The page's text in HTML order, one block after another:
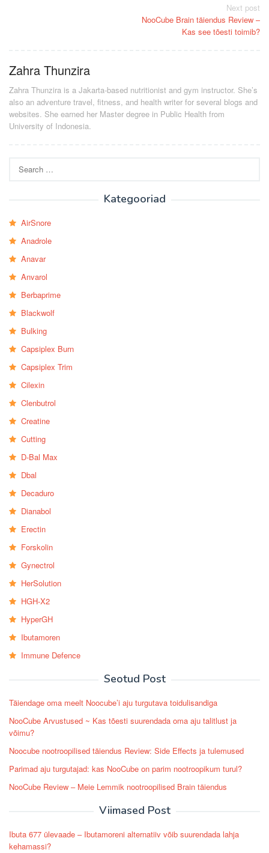
Next post
NooCube Brain täiendus Review –
Kas see tõesti toimib?
Zahra Thunzira
Zahra Thunzira is a Jakarta-based nutritionist and gym instructor. She’s
also an adventure travel, fitness, and health writer for several blogs and
websites. She earned her Master degree in Public Health from
University of Indonesia.
for:
Kategooriad
AirSnore
Anadrole
Anavar
Anvarol
Berbaprime
Blackwolf
Bulking
Capsiplex Burn
Capsiplex Trim
Cilexin
Clenbutrol
Creatine
Cutting
D-Bal Max
Dbal
Decaduro
Dianabol
Erectin
Forskolin
Gynectrol
HerSolution
HGH-X2
HyperGH
Ibutamoren
Immune Defence
Seotud Post
Täiendage oma meelt Noocube’i aju turgutava toidulisandiga
NooCube Arvustused ~ Kas tõesti suurendada oma aju talitlust ja
võimu?
Noocube nootroopilised täiendus Review: Side Effects ja tulemused
Parimad aju turgutajad: kas NooCube on parim nootroopikum turul?
NooCube Review – Meie Lemmik nootroopilised Brain täiendus
Viimased Post
Ibuta 677 ülevaade – Ibutamoreni alternatiiv võib suurendada lahja
kehamassi?